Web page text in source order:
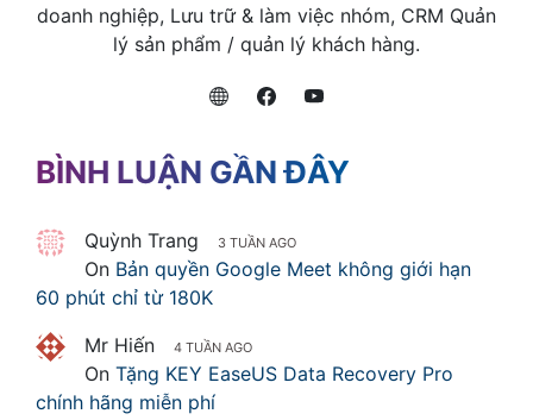
doanh nghiệp, Lưu trữ & làm việc nhóm, CRM Quản
lý sản phẩm / quản lý khách hàng.
BÌNH LUẬN GẦN ĐÂY
Quỳnh Trang 3 TUẦN AGO
On Bản quyền Google Meet không giới hạn
60 phút chỉ từ 180K
Mr Hiến
4 TUẦN AGO
On Tặng KEY EaseUS Data Recovery Pro
chính hãng miễn phí